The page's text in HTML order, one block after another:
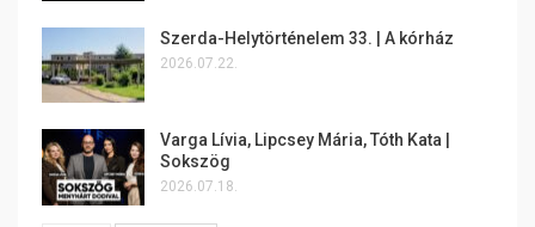
Szerda-Helytörténelem 33. | A kórház
2026.07.22.
Varga Lívia, Lipcsey Mária, Tóth Kata |
Sokszög
2026.07.18.